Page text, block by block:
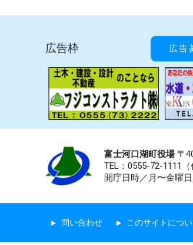
広告枠 広告
富士河口湖町役場〒
TEL：0555-72-1111
開庁日時／月〜金曜
問い合わせ このサイトにつ